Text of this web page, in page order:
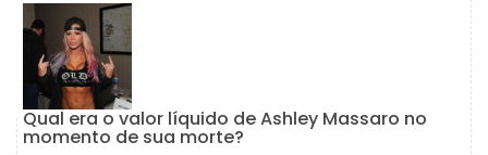
Qual era o valor líquido de Ashley Massaro no
momento de sua morte?